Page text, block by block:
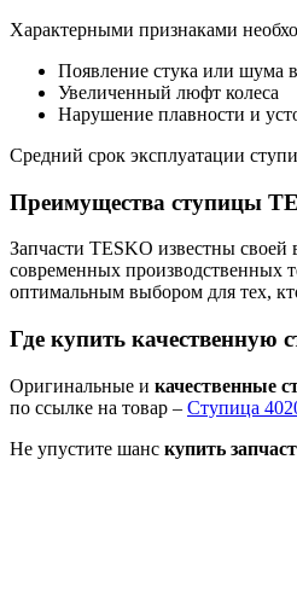
Характерными признаками
Появление стука или шума
Увеличенный люфт колеса
Нарушение плавности и
Средний срок эксплуатации
Преимущества ступицы
Запчасти TESKO известны своей
современных производственных
оптимальным выбором для тех,
Где купить качественную
Оригинальные и качественные
по ссылке на товар – Ступица
Не упустите шанс купить